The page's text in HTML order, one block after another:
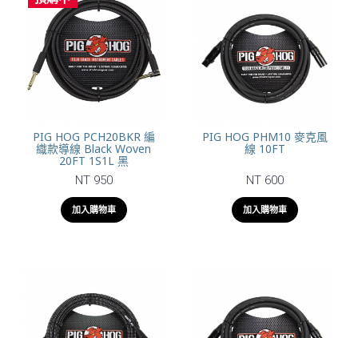
PIG HOG PCH20BKR 編
織款導線 Black Woven
20FT 1S1L 黑
NT 950
加入購物車
PIG HOG PHM10 麥克風
線 10FT
NT 600
加入購物車